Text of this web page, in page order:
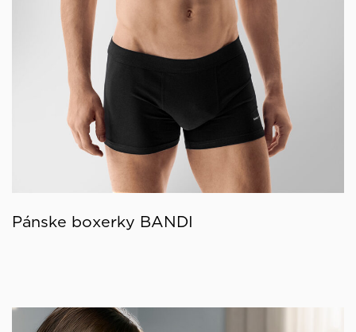
Pánske boxerky BANDI